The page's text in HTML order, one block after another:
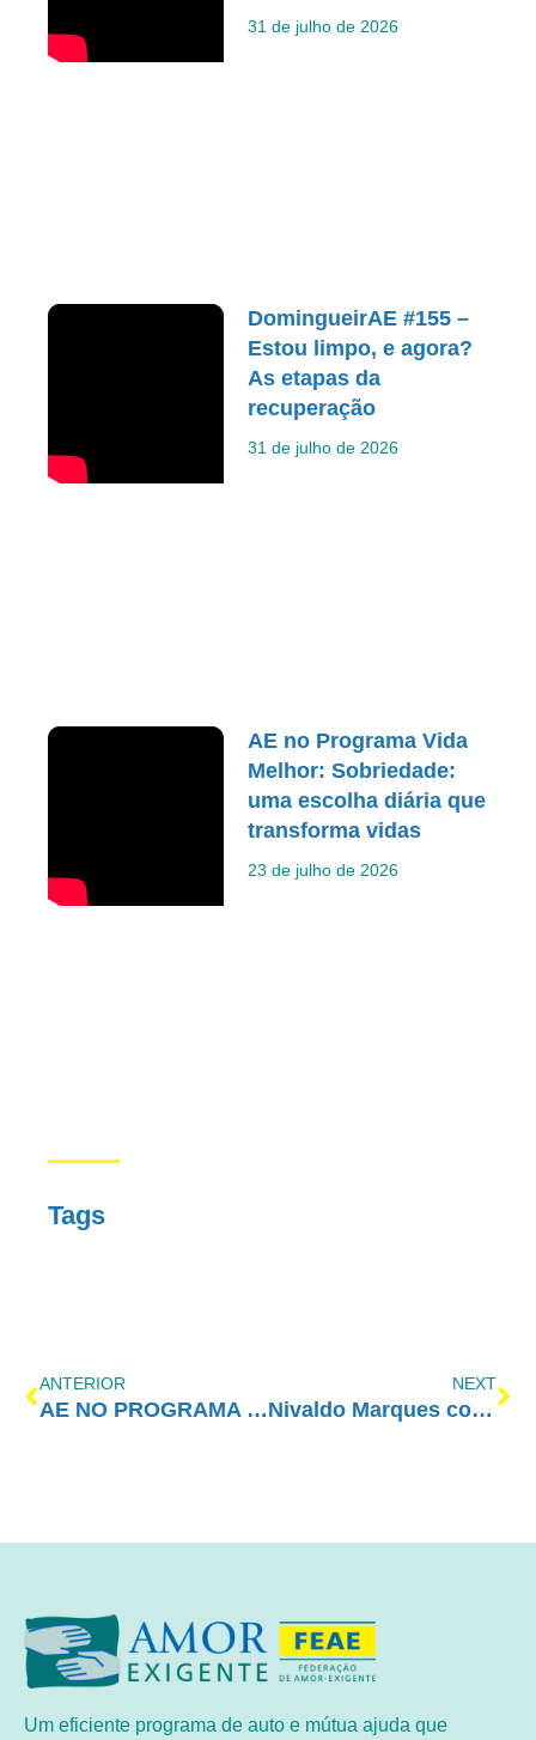
31 de julho de 2026
DomingueirAE #155 –
Estou limpo, e agora?
As etapas da
recuperação
31 de julho de 2026
AE no Programa Vida
Melhor: Sobriedade:
uma escolha diária que
transforma vidas
23 de julho de 2026
Tags
ANTERIOR
AE NO PROGRAMA VIDA MELHOR – REDEVIDA – 02/03/2020
NEXT
Nivaldo Marques convida para o Curso Nacional de Cônjuges e Sobriedade
Um eficiente programa de auto e mútua ajuda que